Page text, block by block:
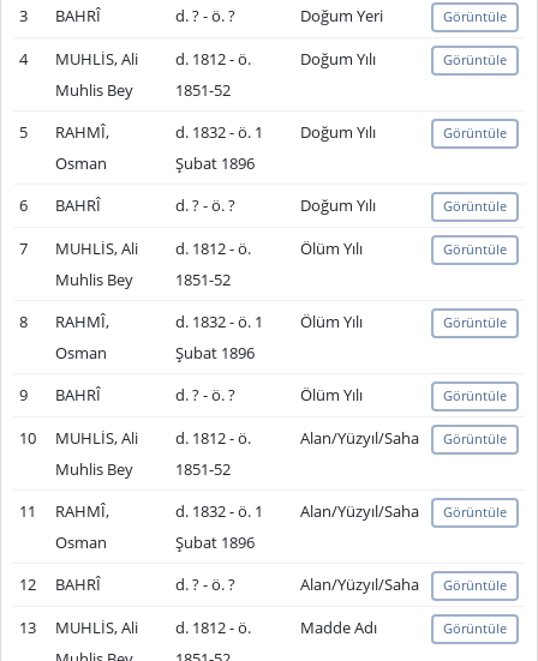
3 BAHRÎ d. ? - ö. ? Doğum Yeri Görüntüle
4
MUHLİS, Ali
Muhlis Bey
d. 1812 - ö.
1851-52
Doğum Yılı Görüntüle
5
RAHMÎ,
Osman
d. 1832 - ö. 1
Şubat 1896
Doğum Yılı Görüntüle
6 BAHRÎ d. ? - ö. ? Doğum Yılı Görüntüle
7
MUHLİS, Ali
Muhlis Bey
d. 1812 - ö.
1851-52
Ölüm Yılı Görüntüle
8
RAHMÎ,
Osman
d. 1832 - ö. 1
Şubat 1896
Ölüm Yılı Görüntüle
9 BAHRÎ d. ? - ö. ? Ölüm Yılı Görüntüle
10
MUHLİS, Ali
Muhlis Bey
d. 1812 - ö.
1851-52
Alan/Yüzyıl/Saha Görüntüle
11
RAHMÎ,
Osman
d. 1832 - ö. 1
Şubat 1896
Alan/Yüzyıl/Saha Görüntüle
12 BAHRÎ d. ? - ö. ? Alan/Yüzyıl/Saha Görüntüle
13
MUHLİS, Ali
d. 1812 - ö.
Madde Adı Görüntüle